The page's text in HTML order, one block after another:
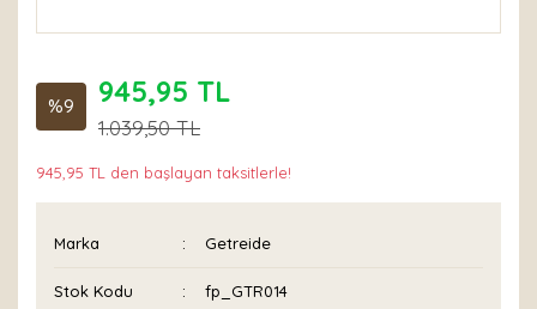
%9 945,95 TL
1.039,50 TL
945,95 TL den başlayan taksitlerle!
Marka Getreide
Stok Kodu fp_GTR014